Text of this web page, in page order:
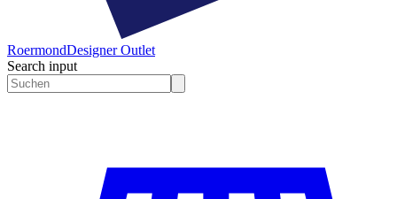
RoermondDesigner Outlet
Search input